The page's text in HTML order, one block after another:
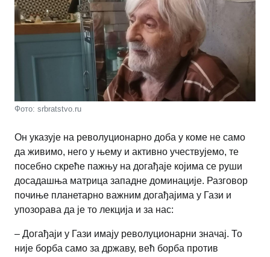
Фото: srbratstvo.ru
Он указује на револуционарно доба у коме не само
да живимо, него у њему и активно учествујемо, те
посебно скреће пажњу на догађаје којима се руши
досадашња матрица западне доминације. Разговор
почиње планетарно важним догађајима у Гази и
упозорава да је то лекција и за нас:
– Догађаји у Гази имају револуционарни значај. То
није борба само за државу, већ борба против